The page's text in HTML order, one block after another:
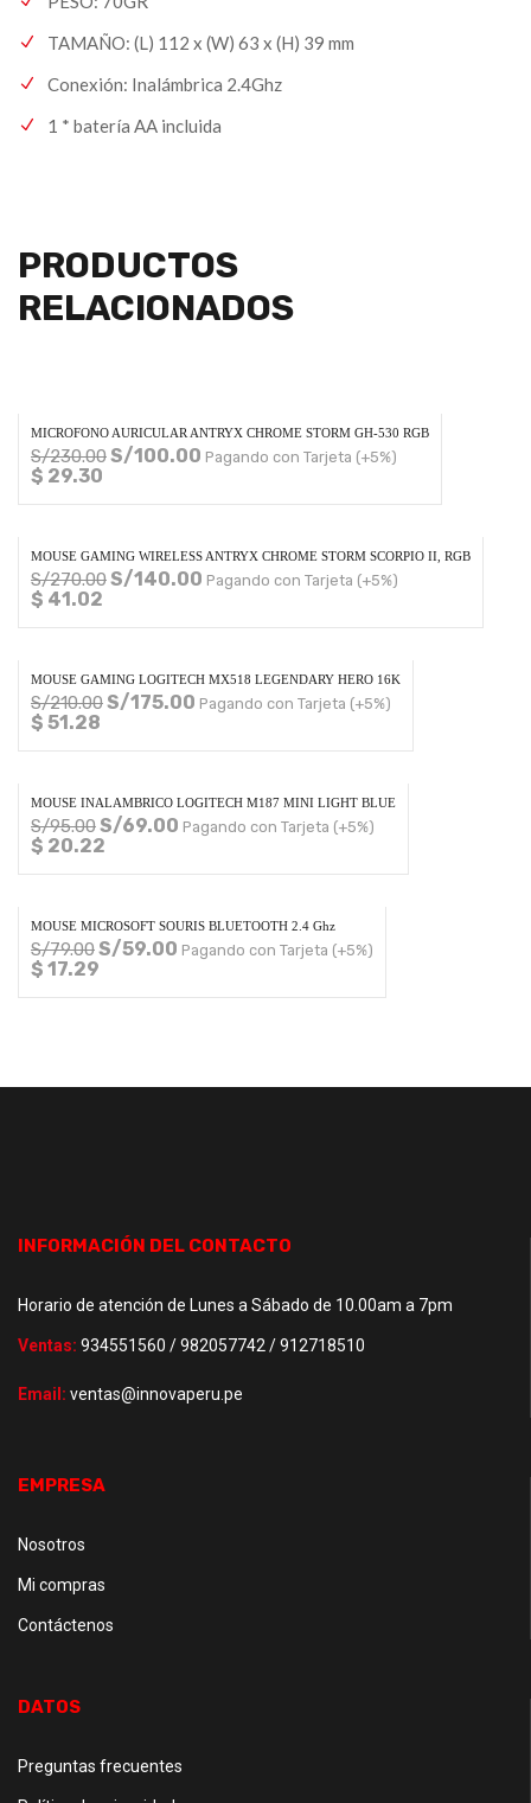
TAMAÑO: (L) 112 x (W) 63 x (H) 39 mm
Conexión: Inalámbrica 2.4Ghz
1 * batería AA incluida
PRODUCTOS
RELACIONADOS
MICROFONO AURICULAR ANTRYX CHROME STORM GH-530 RGB
S/230.00S/100.00 Pagando con Tarjeta (+5%)
$ 29.30
MOUSE GAMING WIRELESS ANTRYX CHROME STORM SCORPIO II, RGB
S/270.00S/140.00 Pagando con Tarjeta (+5%)
$ 41.02
MOUSE GAMING LOGITECH MX518 LEGENDARY HERO 16K
S/210.00S/175.00 Pagando con Tarjeta (+5%)
$ 51.28
MOUSE INALAMBRICO LOGITECH M187 MINI LIGHT BLUE
S/95.00S/69.00 Pagando con Tarjeta (+5%)
$ 20.22
MOUSE MICROSOFT SOURIS BLUETOOTH 2.4 Ghz
S/79.00S/59.00 Pagando con Tarjeta (+5%)
$ 17.29
INFORMACIÓN DEL CONTACTO
Horario de atención de Lunes a Sábado de 10.00am a 7pm
Ventas: 934551560 / 982057742 / 912718510
Email: ventas@innovaperu.pe
EMPRESA
Nosotros
Mi compras
Contáctenos
DATOS
Preguntas frecuentes